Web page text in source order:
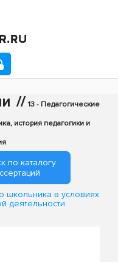
// 13 - Педагогические
история педагогики и
по каталогу
школьника в условиях
деятельности